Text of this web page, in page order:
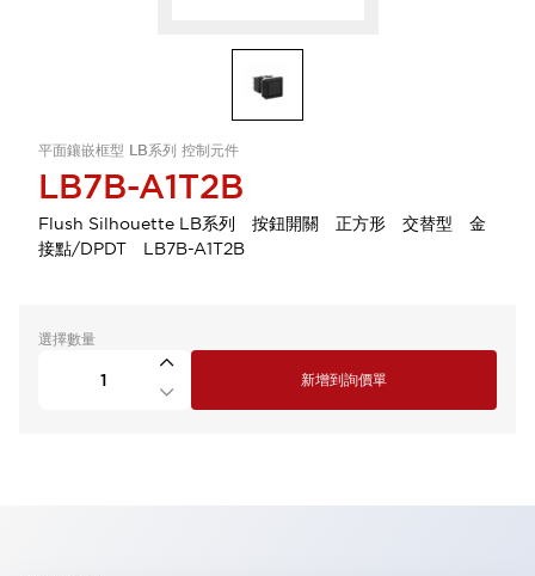
平面鑲嵌框型 LB系列 控制元件
LB7B-A1T2B
Flush Silhouette LB系列 按鈕開關 正方形 交替型 金
接點/DPDT LB7B-A1T2B
選擇數量
新增到詢價單